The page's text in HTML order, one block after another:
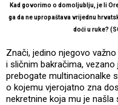
Kad govorimo o domoljublju, je li
ga da ne upropaštava vrijednu
doći u ruke?
Znači, jedino njegovo
i sličnim bakračima,
prebogate multinacionalke
o kojemu vjerojatno zna
nekretnine koja mu je našla